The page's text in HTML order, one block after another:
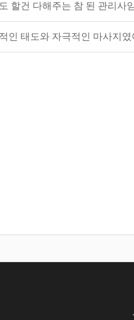
할건 다해주는 참 된 관리사
인 태도와 자극적인 마사지였